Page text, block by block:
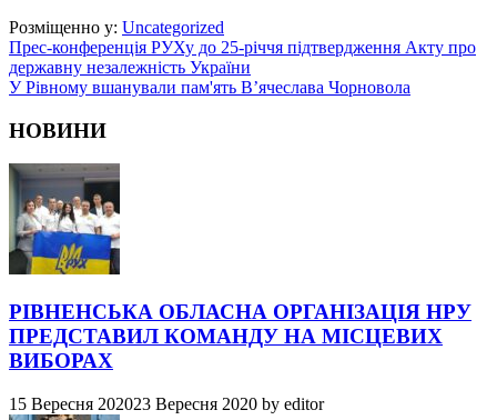
Розміщенно у: Uncategorized
Прес-конференція РУХу до 25-річчя підтвердження Акту про
державну незалежність України
У Рівному вшанували пам'ять В’ячеслава Чорновола
НОВИНИ
РІВНЕНСЬКА ОБЛАСНА ОРГАНІЗАЦІЯ НРУ
ПРЕДСТАВИЛ КОМАНДУ НА МІСЦЕВИХ
ВИБОРАХ
15 Вересня 202023 Вересня 2020 by editor